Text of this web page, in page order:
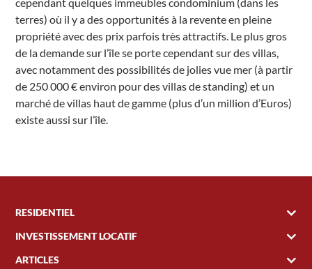
terres) où il y a des opportunités à la revente en pleine
propriété avec des prix parfois très attractifs. Le plus gros
de la demande sur l’île se porte cependant sur des villas,
avec notamment des possibilités de jolies vue mer (à partir
de 250 000 € environ pour des villas de standing) et un
marché de villas haut de gamme (plus d’un million d’Euros)
existe aussi sur l’île.
RESIDENTIEL
INVESTISSEMENT LOCATIF
ARTICLES